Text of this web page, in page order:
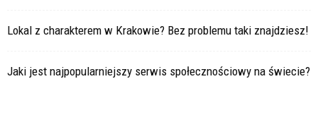
Lokal z charakterem w Krakowie? Bez problemu taki znajdziesz!
Jaki jest najpopularniejszy serwis społecznościowy na świecie?